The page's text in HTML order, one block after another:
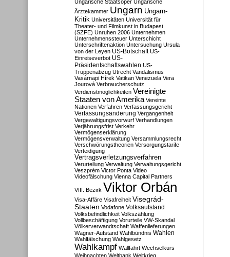
Ungarische Staatsoper Ungarische
Ärztekammer Ungarn Ungarn-
Kritik Universitäten Universität für
Theater- und Filmkunst in Budapest
(SZFE) Unruhen 2006 Unternehmen
Unternehmenssteuer Unterschicht
Unterschriftenaktion Untersuchung Ursula
von der Leyen US-Botschaft US-
Einreiseverbot US-
Präsidentschaftswahlen US-
Truppenabzug Utrecht Vandalismus
Vasárnapi Hírek Vatikan Venezuela Vera
Jourová Verbraucherschutz
Verdienstmöglichkeiten Vereinigte
Staaten von Amerika Vereinte
Nationen Verfahren Verfassungsgericht
Verfassungsänderung Vergangenheit
Vergewaltigungsvorwurf Verhandlungen
Verjährungsfrist Verkehr
Vermögenserklärung
Vermögensverwaltung Versammlungsrecht
Verschwörungstheorien Versorgungstarife
Verteidigung
Vertragsverletzungsverfahren
Verurteilung Verwaltung Verwaltungsgericht
Veszprém Victor Ponta Video
Videofälschung Vienna Capital Partners
VIII. Bezirk Viktor Orbán
Visa-Affäre Visafreiheit Visegrád-
Staaten Vodafone Volksaufstand
Volksbefindlichkeit Volkszählung
Vollbeschäftigung Vorurteile VW-Skandal
Völkerverwandtschaft Waffenlieferungen
Wagner-Aufstand Wahlbündnis Wahlen
Wahlfälschung Wahlgesetz
Wahlkampf Wallfahrt Wechselkurs
Weihnachten Weltbank Weltkrieg